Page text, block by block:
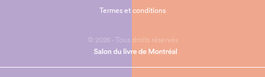
© 2026 - Tous droits réservés
Termes et conditions